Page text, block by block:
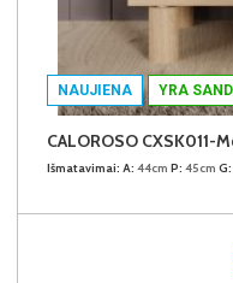
NAUJIENA YRA
CALOROSO CXSK011-
Išmatavimai: A: 44cm P: 45cm G: